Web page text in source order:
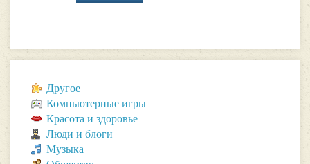
Другое
Компьютерные игры
Красота и здоровье
Люди и блоги
Музыка